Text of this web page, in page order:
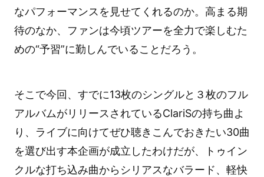
なパフォーマンスを見せてくれるのか。高まる期
待のなか、ファンは今頃ツアーを全力で楽しむた
めの“予習”に勤しんでいることだろう。
そこで今回、すでに13枚のシングルと３枚のフル
アルバムがリリースされているClariSの持ち曲よ
り、ライブに向けてぜひ聴きこんでおきたい30曲
を選び出す本企画が成立したわけだが、トゥイン
クルな打ち込み曲からシリアスなバラード、軽快